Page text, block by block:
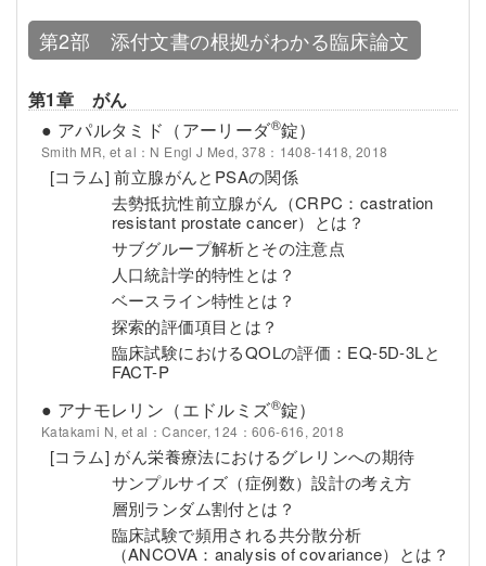
第2部 添付文書の根拠がわかる臨床論文
第1章 がん
● アパルタミド（アーリーダ®錠）
Smith MR, et al：N Engl J Med, 378：1408-1418, 2018
[コラム] 前立腺がんとPSAの関係
去勢抵抗性前立腺がん（CRPC：castration
resistant prostate cancer）とは？
サブグループ解析とその注意点
人口統計学的特性とは？
ベースライン特性とは？
探索的評価項目とは？
臨床試験におけるQOLの評価：EQ-5D-3Lと
FACT-P
● アナモレリン（エドルミズ®錠）
Katakami N, et al：Cancer, 124：606-616, 2018
[コラム] がん栄養療法におけるグレリンへの期待
サンプルサイズ（症例数）設計の考え方
層別ランダム割付とは？
臨床試験で頻用される共分散分析
（ANCOVA：analysis of covariance）とは？